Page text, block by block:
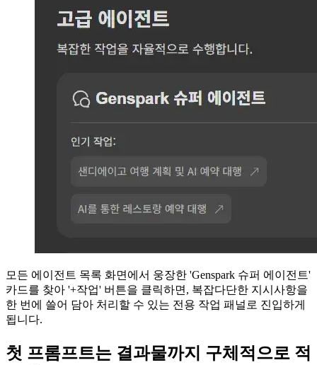
모든 에이전트 목록 화면에서 웅장한 'Genspark 슈퍼 에이전트'
카드를 찾아 '+작업' 버튼을 클릭하면, 복잡다단한 지시사항을
한 번에 쓸어 담아 처리할 수 있는 전용 작업 패널로 진입하게
됩니다.
첫 프롬프트는 결과물까지 구체적으로 적